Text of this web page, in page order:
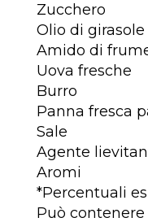
Zucchero
Olio di girasole
Amido di
Uova fresche
Burro
Panna fresca
Sale
Agente
Aromi
*Percentuali
Può